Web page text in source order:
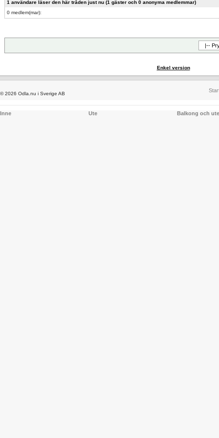
1 användare läser den här tråden just nu (1 gäster och 0 anonyma medlemmar)
0 medlem(mar):
Enkel version
© 2026 Odla.nu i Sverige AB
Inne Ute Balkong och